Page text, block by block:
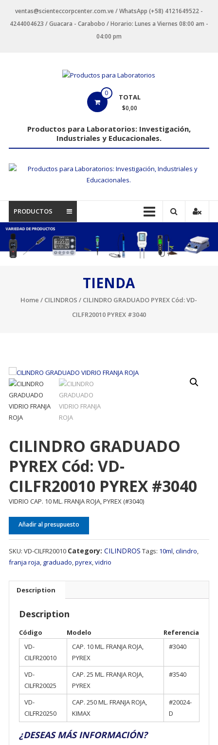
contenido
ventas@scienteccorpcenter.com.ve / WhatsApp (+58) 4121649522 -
4244004623 / Guacara - Carabobo / Horario: Lunes a Viernes 08:00 am -
04:00 pm
Laboratorios
Industriales
y
0 TOTAL
$0,00
Productos para Laboratorios: Investigación,
Industriales y Educacionales.
PRODUCTOS
TIENDA
Home / CILINDROS / CILINDRO GRADUADO PYREX Cód: VD-
CILFR20010 PYREX #3040
CILINDRO GRADUADO
PYREX Cód: VD-
CILFR20010 PYREX #3040
VIDRIO CAP. 10 ML. FRANJA ROJA, PYREX (#3040)
Añadir al presupuesto
SKU: VD-CILFR20010 Category: CILINDROS Tags: 10ml,cilindro,
franja roja, graduado,pyrex,vidrio
Description
Description
Código Modelo
Referencia
VD-
CILFR20010
CAP. 10 ML. FRANJA ROJA,
PYREX
#3040
VD-
CILFR20025
CAP. 25 ML. FRANJA ROJA,
PYREX
#3540
VD-
CILFR20250
CAP. 250 ML. FRANJA ROJA,
KIMAX
#20024-
D
¿DESEAS MÁS INFORMACIÓN?